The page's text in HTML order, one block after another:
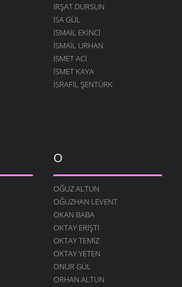
İRŞAT DURSUN
ISA GÜL
ISMAIL EKINCI
İSMAIL URHAN
İSMET ACI
ISMET KAYA
İSRAFIL ŞENTÜRK
O
OĞUZ ALTUN
OĞUZHAN LEVENT
OKAN BABA
OKTAY ERIŞTI
OKTAY TEMIZ
OKTAY YETEN
ONUR GÜL
ORHAN ALTUN